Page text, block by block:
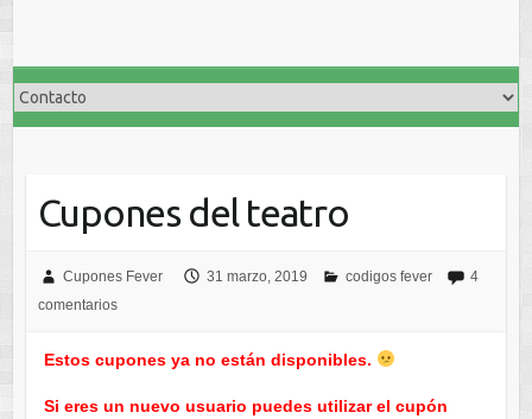
Cupones del teatro
Cupones Fever 31 marzo, 2019 codigos fever
4
comentarios
Estos cupones ya no están disponibles.
Si eres un nuevo usuario puedes utilizar el cupón